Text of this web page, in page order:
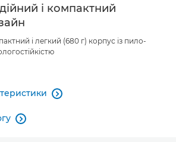
і компактний
і легкий (680 г) корпус із пило-

